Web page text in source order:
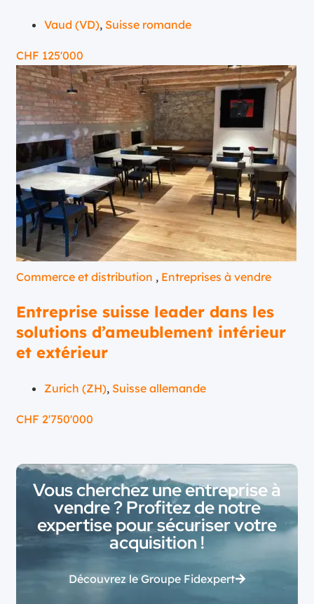
Vaud (VD), Suisse romande
CHF 125'000
Commerce et distribution , Entreprises à vendre
Entreprise suisse leader dans les
solutions d’ameublement intérieur
et extérieur
Zurich (ZH), Suisse allemande
CHF 2'750'000
Vous cherchez une entreprise à
vendre ? Profitez de notre
expertise pour sécuriser votre
acquisition !
Découvrez le Groupe Fidexpert